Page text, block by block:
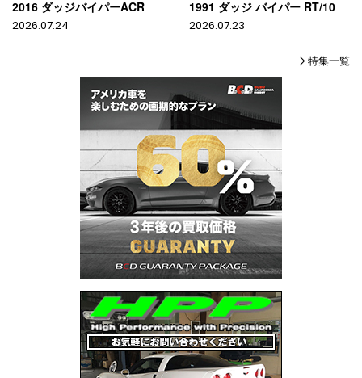
2016 ダッジバイパーACR
2026.07.24
1991 ダッジ バイパー RT/10
2026.07.23
特集一覧